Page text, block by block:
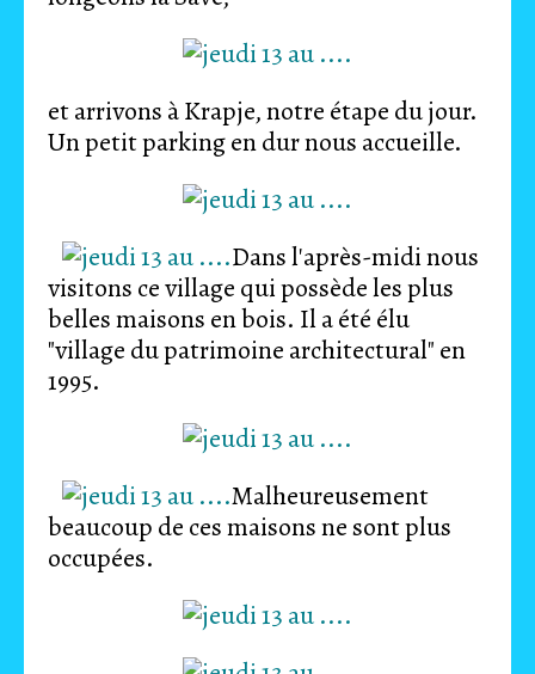
et arrivons à Krapje, notre étape du jour.
Un petit parking en dur nous accueille.
Dans l'après-midi nous
visitons ce village qui possède les plus
belles maisons en bois. Il a été élu
"village du patrimoine architectural" en
1995.
Malheureusement
beaucoup de ces maisons ne sont plus
occupées.